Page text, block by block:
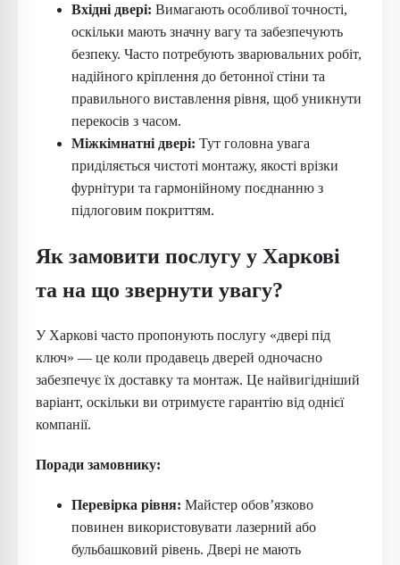
Вхідні двері: Вимагають особливої точності,
оскільки мають значну вагу та забезпечують
безпеку. Часто потребують зварювальних робіт,
надійного кріплення до бетонної стіни та
правильного виставлення рівня, щоб уникнути
перекосів з часом.
Міжкімнатні двері: Тут головна увага
приділяється чистоті монтажу, якості врізки
фурнітури та гармонійному поєднанню з
підлоговим покриттям.
Як замовити послугу у Харкові
та на що звернути увагу?
У Харкові часто пропонують послугу «двері під
ключ» — це коли продавець дверей одночасно
забезпечує їх доставку та монтаж. Це найвигідніший
варіант, оскільки ви отримуєте гарантію від однієї
компанії.
Поради замовнику:
Перевірка рівня: Майстер обов’язково
повинен використовувати лазерний або
бульбашковий рівень. Двері не мають